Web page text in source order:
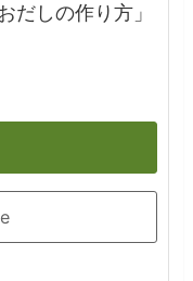
だしの作り方」